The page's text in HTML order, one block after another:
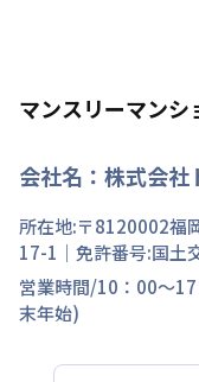
マンスリーマン
会社名： 株式会社
所在地:〒8120002福
17-1 ｜免許番号:国土
営業時間/10：00～
末年始)